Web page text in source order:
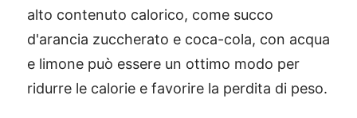
alto contenuto calorico, come succo
d'arancia zuccherato e coca-cola, con acqua
e limone può essere un ottimo modo per
ridurre le calorie e favorire la perdita di peso.